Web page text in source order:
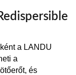
a LANDU
a
és